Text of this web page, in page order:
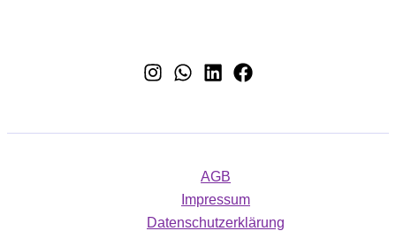
AGB
Impressum
Datenschutzerklärung